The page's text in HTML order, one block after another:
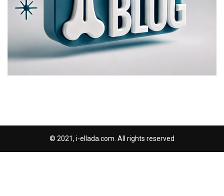
© 2021, i-ellada.com. All rights reserved